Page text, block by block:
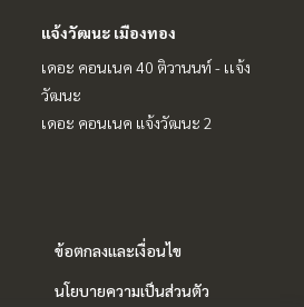
แจ้งวัฒนะ เมืองทอง
เดอะ คอนเนค 40 ติวานนท์ - เเจ้ง
วัฒนะ
เดอะ คอนเนค แจ้งวัฒนะ 2
ข้อตกลงและเงื่อนไข
นโยบายความเป็นส่วนตัว